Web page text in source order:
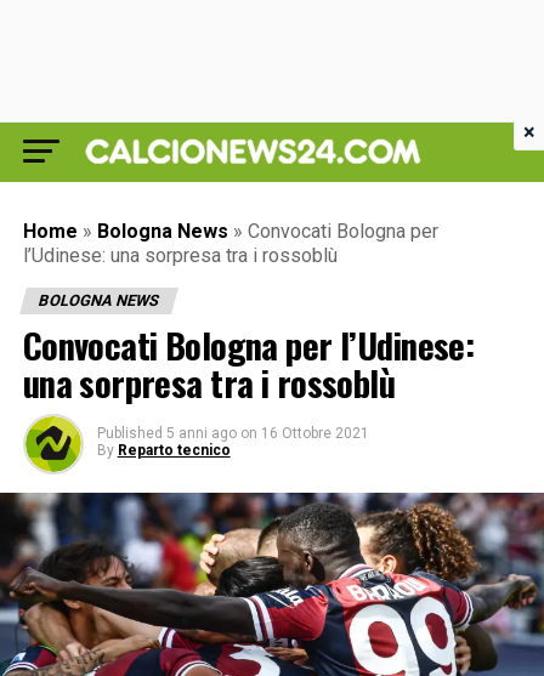
Home » Bologna News » Convocati Bologna per
l’Udinese: una sorpresa tra i rossoblù
BOLOGNA NEWS
Convocati Bologna per l’Udinese:
una sorpresa tra i rossoblù
Published 5 anni ago on 16 Ottobre 2021
By Reparto tecnico
×